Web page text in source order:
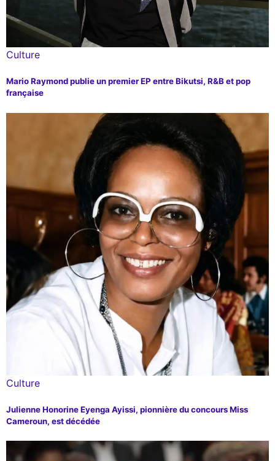
Culture
Mario Raymond publie un premier EP entre Bikutsi, R&B et pop
française
Culture
Julienne Honorine Eyenga Ayissi, pionnière du concours Miss
Cameroun, est décédée